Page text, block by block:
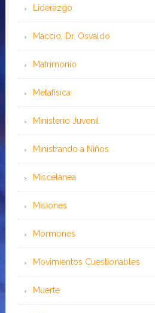
Liderazgo
Maccio, Dr. Osvaldo
Matrimonio
Metafísica
Ministerio Juvenil
Ministrando a Niños
Miscelánea
Misiones
Mormones
Movimientos Cuestionables
Muerte